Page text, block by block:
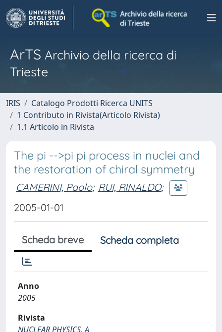
ArTS Archivio della ricerca di
Trieste
IRIS
Catalogo Prodotti Ricerca UNITS
1 Contributo in Rivista(Articolo Rivista)
1.1 Articolo in Rivista
The pi -->pi pi process in nuclei and
the restoration of chiral symmetry
CAMERINI, Paolo; RUI, RINALDO;
2005-01-01
Scheda breve Scheda completa
Anno
2005
Rivista
NUCLEAR PHYSICS. A